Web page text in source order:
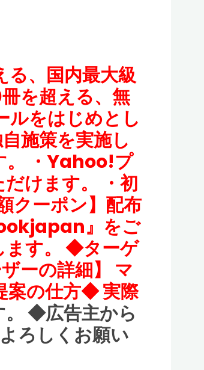
、国内最大級
を超える、無
ルをはじめとし
施策を実施し
。 ・Yahoo!プ
けます。 ・初
クーポン】配布
』をご
ます。 ◆ターゲ
ーの詳細】 マ
案の仕方◆ 実際
。 ◆広告主から
ろしくお願い